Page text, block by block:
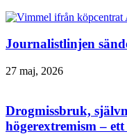
Journalistlinjen
27 maj, 2026
Drogmissbruk,
högerextremism –